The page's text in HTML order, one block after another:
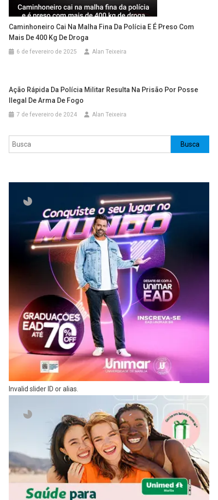
Caminhoneiro Cai Na Malha Fina Da Polícia E É Preso Com
Mais De 400 Kg De Droga
6 de fevereiro de 2025 Alan Teixeira
Ação Rápida Da Polícia Militar Resulta Na Prisão Por Posse
Ilegal De Arma De Fogo
7 de fevereiro de 2024 Alan Teixeira
Pesquisar Busca
Invalid slider ID or alias.